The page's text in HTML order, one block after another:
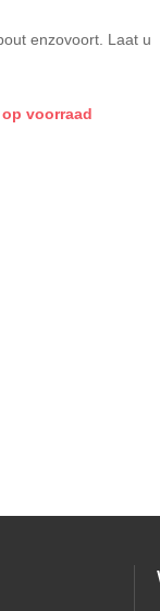
enzovoort. Laat u
voorraad